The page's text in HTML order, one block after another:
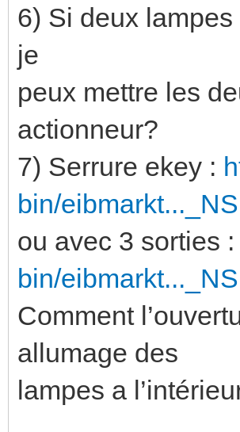
6) Si deux
je
peux mettre les
actionneur?
7) Serrure ekey :
bin/
ou avec 3 sorties :
bin/
Comment
allumage des
lampes a